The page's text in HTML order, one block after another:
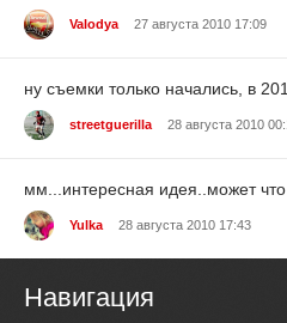
Valodya 27 августа 2010 17:09
ну съемки только начались, в
streetguerilla 28 августа 2010
мм...интересная идея..может
Yulka 28 августа 2010 17:43
Навигация